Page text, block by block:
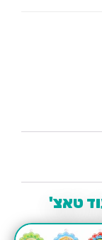
טאצ'